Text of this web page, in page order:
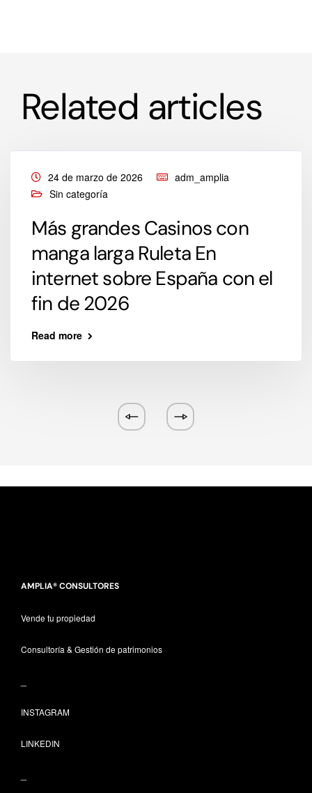
Related articles
24 de marzo de 2026
adm_amplia
Sin categoría
Más grandes Casinos con
manga larga Ruleta En
internet sobre España con el
fin de 2026
Read more
AMPLIA® CONSULTORES
Vende tu propiedad
Consultoría & Gestión de patrimonios
INSTAGRAM
LINKEDIN